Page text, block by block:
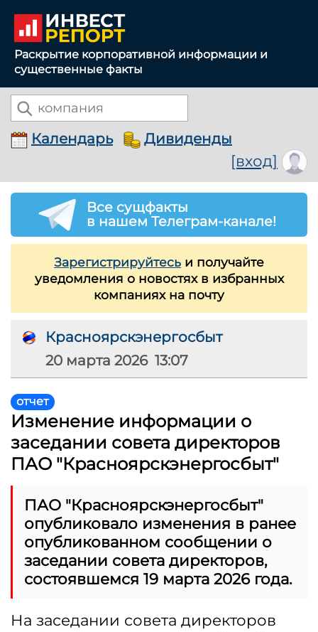
Раскрытие корпоративной информации и
существенные факты
Календарь Дивиденды
[вход]
Все сущфакты
в нашем Телеграм-канале!
Зарегистрируйтесь и получайте
уведомления о новостях в избранных
компаниях на почту
Красноярскэнергосбыт
20 марта 2026 13:07
отчет
Изменение информации о
заседании совета директоров
ПАО "Красноярскэнергосбыт"
ПАО "Красноярскэнергосбыт"
опубликовало изменения в ранее
опубликованном сообщении о
заседании совета директоров,
состоявшемся 19 марта 2026 года.
На заседании совета директоров